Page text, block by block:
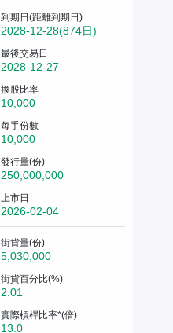
到期日(距離到期日)
2028-12-28(874日)
最後交易日
2028-12-27
換股比率
10,000
每手份數
10,000
發行量(份)
250,000,000
上市日
2026-02-04
街貨量(份)
5,030,000
街貨百分比(%)
2.01
實際槓桿比率*(倍)
13.0